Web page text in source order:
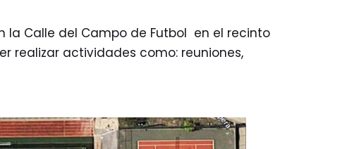
la Calle del Campo de Futbol en el recinto
realizar actividades como: reuniones,